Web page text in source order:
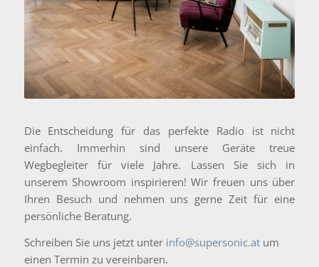
Die Entscheidung für das perfekte Radio ist nicht
einfach. Immerhin sind unsere Geräte treue
Wegbegleiter für viele Jahre. Lassen Sie sich in
unserem Showroom inspirieren! Wir freuen uns über
Ihren Besuch und nehmen uns gerne Zeit für eine
persönliche Beratung.
Schreiben Sie uns jetzt unter info@supersonic.atum
einen Termin zu vereinbaren.